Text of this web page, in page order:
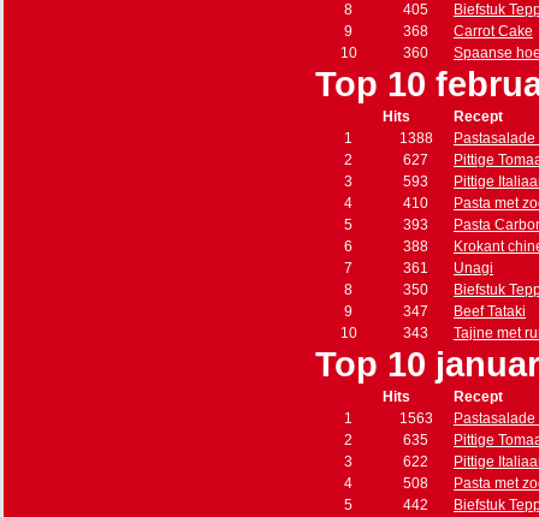
8
405
Biefstuk
9
368
Carrot Cake
10
360 Spaanse
Top 10
Hits
Recept
1
1388
2
627
Pittige
3
593
Pittige
4
410
Pasta met
5
393
Pasta
6
388
Krokant
7
361
Unagi
8
350
Biefstuk
9
347
Beef Tataki
10
343 Tajine met
Top 10
Hits
Recept
1
1563
2
635
Pittige
3
622
Pittige
4
508
Pasta met
5
442
Biefstuk